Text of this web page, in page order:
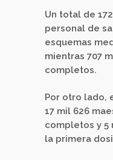
Un total de
personal de
esquemas
mientras 707
completos.
Por otro lado,
17 mil 626
completos y 5
la primera